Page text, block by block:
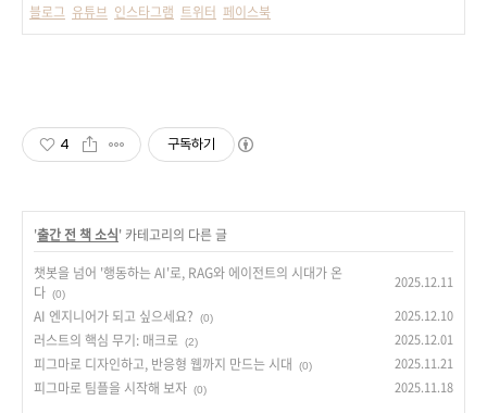
블로그 유튜브 인스타그램 트위터 페이스북
4 구독하기
'출간 전 책 소식' 카테고리의 다른 글
챗봇을 넘어 '행동하는 AI'로, RAG와 에이전트의 시대가 온
다 (0)
2025.12.11
AI 엔지니어가 되고 싶으세요? (0) 2025.12.10
러스트의 핵심 무기: 매크로 (2) 2025.12.01
피그마로 디자인하고, 반응형 웹까지 만드는 시대 (0) 2025.11.21
피그마로 팀플을 시작해 보자 (0) 2025.11.18